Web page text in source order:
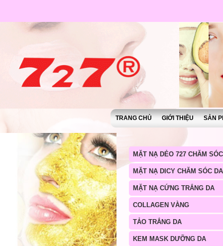
TRANG CHỦ GIỚI THIỆU SẢN
MẶT NẠ DẺO 727 CHĂM
MẶT NẠ DICY CHĂM SÓC DA
MẶT NẠ CỨNG TRẮNG DA
COLLAGEN VÀNG
TẢO TRẮNG DA
KEM MASK DƯỠNG DA